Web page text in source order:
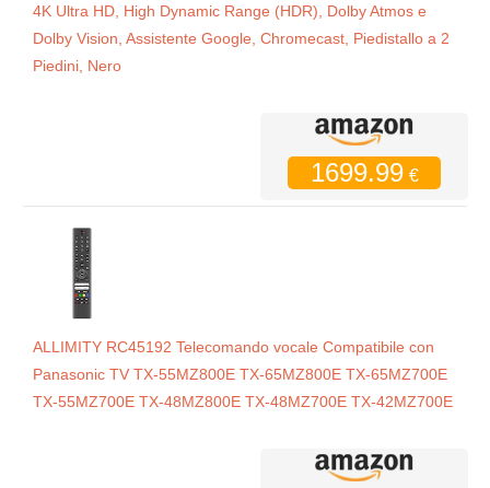
4K Ultra HD, High Dynamic Range (HDR), Dolby Atmos e
Dolby Vision, Assistente Google, Chromecast, Piedistallo a 2
Piedini, Nero
1699.99 €
ALLIMITY RC45192 Telecomando vocale Compatibile con
Panasonic TV TX-55MZ800E TX-65MZ800E TX-65MZ700E
TX-55MZ700E TX-48MZ800E TX-48MZ700E TX-42MZ700E